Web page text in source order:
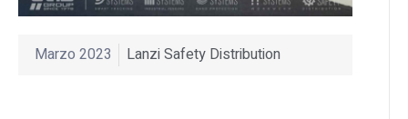
Marzo 2023 Lanzi Safety Distribution